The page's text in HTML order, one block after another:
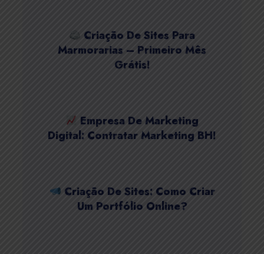
Criação De Sites Para
Marmorarias – Primeiro Mês
Grátis!
Empresa De Marketing
Digital: Contratar Marketing BH!
Criação De Sites: Como Criar
Um Portfólio Online?